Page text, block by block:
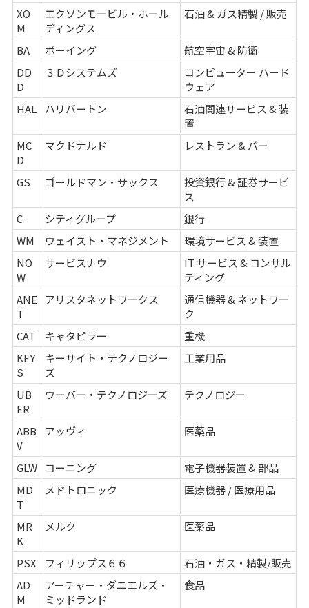
XO
M
エクソンモービル・ホール
ディングス
石油 & ガス精製 / 販売
BA ボーイング
航空宇宙 & 防衛
DD
D
３Ｄシステムズ
コンピューター ハード
ウェア
HAL
ハリバートン
石油関連サービス & 装
置
MC
D
マクドナルド レストラン & バー
GS ゴールドマン・サックス
投資銀行 & 証券サービ
ス
C
シティグループ
銀行
WM
ウェイスト・マネジメント
環境サービス & 装置
NO
W
サービスナウ
IT サービス & コンサル
ティング
ANE
T
アリスタネットワークス
通信機器 & ネットワー
ク
CAT
キャタピラー
重機
KEY
S
キーサイト・テクノロジー
ズ
工業用品
UB
ER
ウーバー・テクノロジーズ テクノロジー
ABB
V
アッヴィ 医薬品
GLW コーニング
電子機器装置 & 部品
MD
T
メドトロニック 医療機器 / 医療用品
MR
K
メルク 医薬品
PSX フィリップス６６
石油・ガス・精製/販売
AD
M
アーチャー・ダニエルズ・
ミッドランド
食品